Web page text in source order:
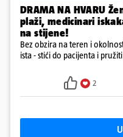
DRAMA NA HVARU
plaži, medicinari
na stijene!
Bez obzira na teren i
ista - stići do pacijenta i
2